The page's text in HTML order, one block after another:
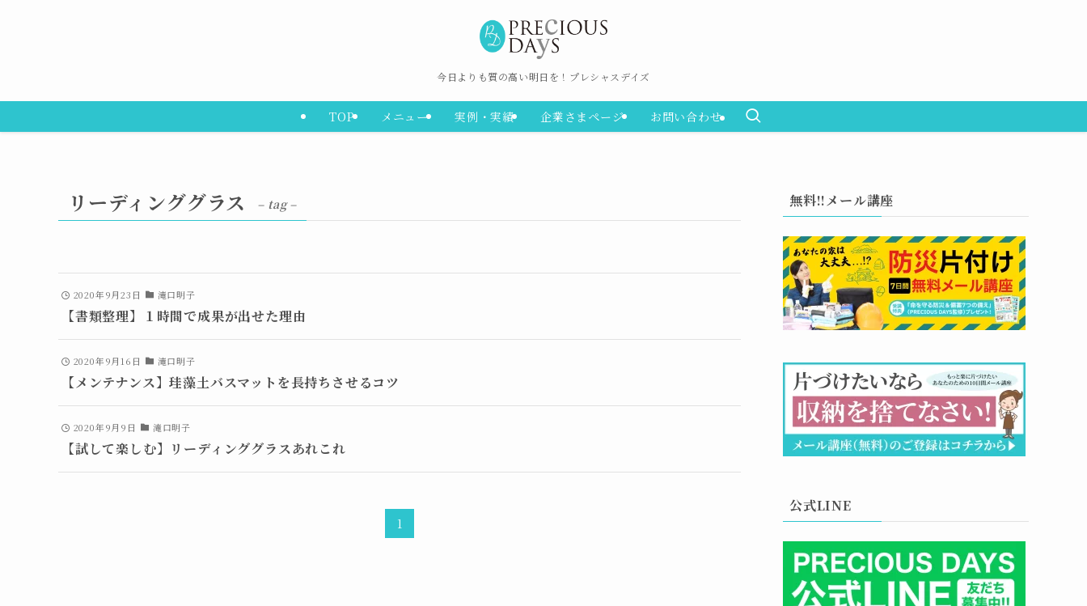
今日よりも質の高い明日を！プレシャスデイズ
TOP メニュー 実例・実績 企業さまページ お問い合わせ
リーディンググラス – tag –
2020年9月23日 滝口明子
【書類整理】１時間で成果が出せた理由
2020年9月16日 滝口明子
【メンテナンス】珪藻土バスマットを長持ちさせるコツ
2020年9月9日 滝口明子
【試して楽しむ】リーディンググラスあれこれ
1
無料!!メール講座
公式LINE